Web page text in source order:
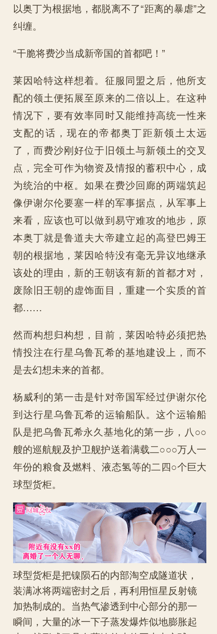
以奥丁为根据地，都脱离不了“距离的暴虐”之
纠缠。
“干脆将费沙当成新帝国的首都吧！”
莱因哈特这样想着。征服同盟之后，他所支
配的领土便拓展至原来的二倍以上。在这种
情况下，要有效率同时又能维持高统一性来
支配的话，现在的帝都奥丁距新领土太远
了，而费沙刚好位于旧领土与新领土的交叉
点，完全可作为物资及情报的蓄积中心，成
为统治的中枢。如果在费沙回廊的两端筑起
像伊谢尔伦要塞一样的军事据点，从军事上
来看，应该也可以做到易守难攻的地步，原
本奥丁就是鲁道夫大帝建立起的高登巴姆王
朝的根据地，莱因哈特没有毫无异议地继承
该处的理由，新的王朝该有新的首都才对，
废除旧王朝的虚饰面目，重建一个实质的首
都……
然而构想归构想，目前，莱因哈特必须把热
情投注在行星乌鲁瓦希的基地建设上，而不
是去幻想未来的首都。
杨威利的第一击是针对帝国军经过伊谢尔伦
到达行星乌鲁瓦希的运输船队。这个运输船
队是把乌鲁瓦希永久基地化的第一步，八○○
艘的巡航舰及护卫舰护送着满载二○○○万人一
年份的粮食及燃料、液态氢等的二四○个巨大
球型货柜。
球型货柜是把镍陨石的内部淘空成隧道状，
装满冰将两端密封之后，再利用恒星反射镜
加热制成的。当热气渗透到中心部分的那一
瞬间，大量的冰一下子蒸发爆炸似地膨胀起